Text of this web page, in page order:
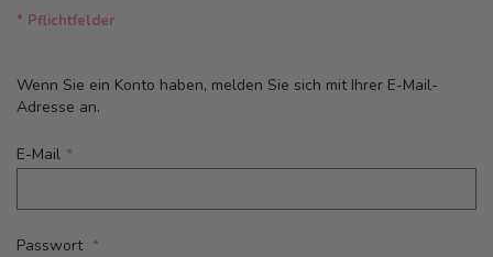
* Pflichtfelder
Wenn Sie ein Konto haben, melden Sie sich mit Ihrer E-Mail-
Adresse an.
E-Mail
Passwort